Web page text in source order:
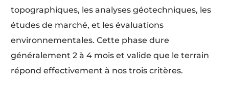
topographiques, les analyses géotechniques, les
études de marché, et les évaluations
environnementales. Cette phase dure
généralement 2 à 4 mois et valide que le terrain
répond effectivement à nos trois critères.